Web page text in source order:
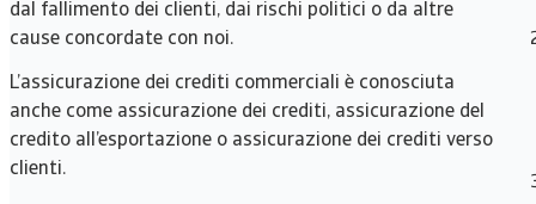
dal fallimento dei clienti, dai rischi politici o da altre
cause concordate con noi.
L’assicurazione dei crediti commerciali è conosciuta
anche come assicurazione dei crediti, assicurazione del
credito all’esportazione o assicurazione dei crediti verso
clienti.